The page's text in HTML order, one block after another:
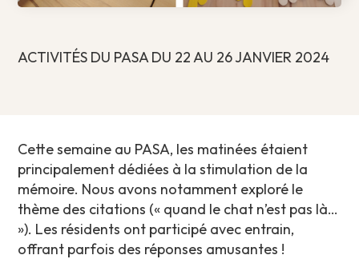
ACTIVITÉS DU PASA DU 22 AU 26 JANVIER 2024
Cette semaine au PASA, les matinées étaient
principalement dédiées à la stimulation de la
mémoire. Nous avons notamment exploré le
thème des citations (« quand le chat n’est pas là…
»). Les résidents ont participé avec entrain,
offrant parfois des réponses amusantes !